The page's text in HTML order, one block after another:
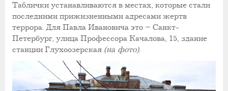
Таблички устанавливаются в местах, которые стали
последними прижизненными адресами жертв
террора. Для Павла Ивановича это – Санкт-
Петербург, улица Профессора Качалова, 15, здание
станции Глухоозерская (на фото).